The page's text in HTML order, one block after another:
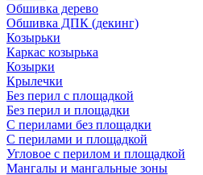
Обшивка дерево
Обшивка ДПК (декинг)
Козырьки
Каркас козырька
Козырки
Крылечки
Без перил с площадкой
Без перил и площадки
С перилами без площадки
С перилами и площадкой
Угловое с перилом и площадкой
Мангалы и мангальные зоны